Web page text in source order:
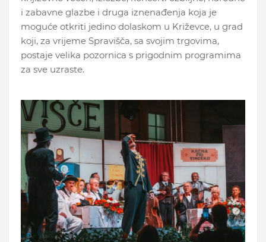
i zabavne glazbe i druga iznenađenja koja je
moguće otkriti jedino dolaskom u Križevce, u grad
koji, za vrijeme Spravišča, sa svojim trgovima,
postaje velika pozornica s prigodnim programima
za sve uzraste.